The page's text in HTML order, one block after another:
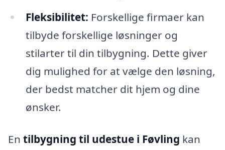
Fleksibilitet: Forskellige firmaer kan
tilbyde forskellige løsninger og
stilarter til din tilbygning. Dette giver
dig mulighed for at vælge den løsning,
der bedst matcher dit hjem og dine
ønsker.
En tilbygning til udestue i Føvling kan